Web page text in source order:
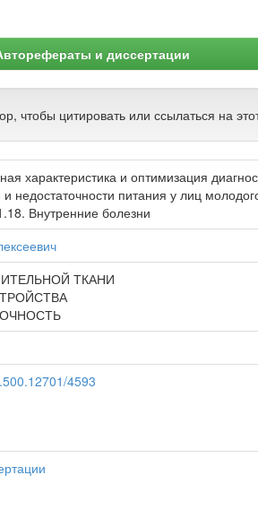
и диссертации
чтобы цитировать или ссылаться на
характеристика и оптимизация
недостаточности питания у лиц
Внутренние болезни
ТКАНИ
4593